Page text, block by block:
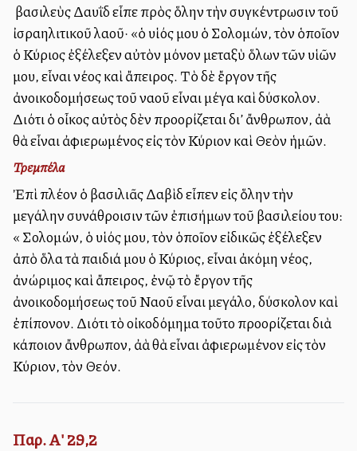
Ὁ βασιλεὺς Δαυῒδ εἶπε πρὸς ὅλην τὴν συγκέντρωσιν τοῦ
ἰσραηλιτικοῦ λαοῦ· «ὁ υἱός μου ὁ Σολομών, τὸν ὁποῖον
ὁ Κύριος ἐξέλεξεν αὐτὸν μόνον μεταξὺ ὅλων τῶν υἱῶν
μου, εἶναι νέος καὶ ἄπειρος. Τὸ δὲ ἔργον τῆς
ἀνοικοδομήσεως τοῦ ναοῦ εἶναι μέγα καὶ δύσκολον.
Διότι ὁ οἶκος αὐτὸς δὲν προορίζεται δι’ ἄνθρωπον, ἀλλὰ
θὰ εἶναι ἀφιερωμένος εἰς τὸν Κύριον καὶ Θεὸν ἡμῶν.
Τρεμπέλα
Ἐπὶ πλέον ὁ βασιλιᾶς Δαβὶδ εἶπεν εἰς ὅλην τὴν
μεγάλην συνάθροισιν τῶν ἐπισήμων τοῦ βασιλείου του:
«Ὁ Σολομών, ὁ υἱός μου, τὸν ὁποῖον εἰδικῶς ἐξέλεξεν
ἀπὸ ὅλα τὰ παιδιά μου ὁ Κύριος, εἶναι ἀκόμη νέος,
ἀνώριμος καὶ ἄπειρος, ἐνῷ τὸ ἔργον τῆς
ἀνοικοδομήσεως τοῦ Ναοῦ εἶναι μεγάλο, δύσκολον καὶ
ἐπίπονον. Διότι τὸ οἰκοδόμημα τοῦτο προορίζεται διὰ
κάποιον ἄνθρωπον, ἀλλὰ θὰ εἶναι ἀφιερωμένον εἰς τὸν
Κύριον, τὸν Θεόν.
Παρ. Α' 29,2